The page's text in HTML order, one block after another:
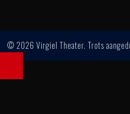
© 2026 Virgiel Theater. Trots